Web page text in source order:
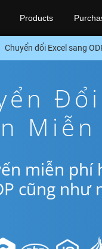
Products
Chuyển đổi Excel sang
Đổi
miễn phí
cũng